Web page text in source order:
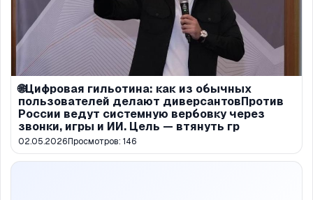
🌐Цифровая гильотина: как из обычных
пользователей делают диверсантовПротив
России ведут системную вербовку через
звонки, игры и ИИ. Цель — втянуть гр
02.05.2026Просмотров: 146